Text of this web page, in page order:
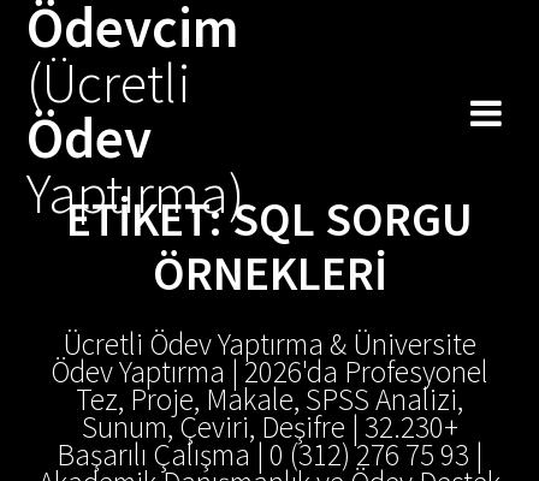
Ödevcim
(Ücretli
Ödev
Yaptırma)
ETIKET:SQL SORGU
ÖRNEKLERI
Ücretli Ödev Yaptırma & Üniversite
Ödev Yaptırma | 2026'da Profesyonel
Tez, Proje, Makale, SPSS Analizi,
Sunum, Çeviri, Deşifre | 32.230+
Başarılı Çalışma | 0 (312) 276 75 93 |